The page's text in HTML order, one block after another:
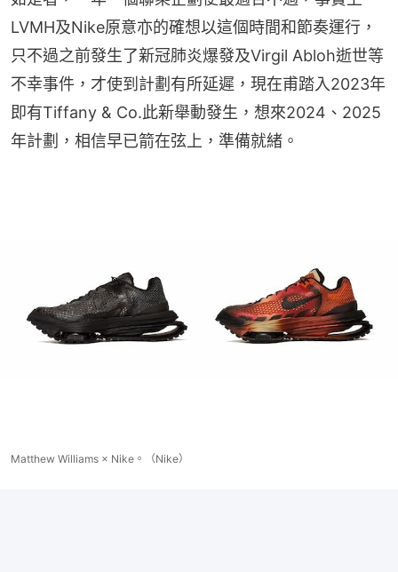
LVMH及Nike原意亦的確想以這個時間和節奏運行，
只不過之前發生了新冠肺炎爆發及Virgil Abloh逝世等
不幸事件，才使到計劃有所延遲，現在甫踏入2023年
即有Tiffany & Co.此新舉動發生，想來2024、2025
年計劃，相信早已箭在弦上，準備就緒。
Matthew Williams × Nike。（Nike）